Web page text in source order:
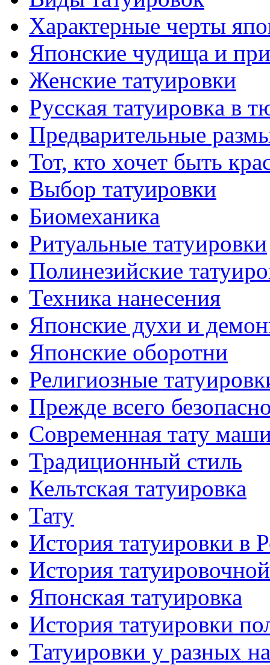
Характерные черты
Японские чудища и
Женские тaтуировки
Русскaя тaтуировкa в
Предварительные
Тот, кто хочет быть
Выбор тaтуировки
Биомеханикa
Ритуальные тaтуировки
Полинезийские
Техникa нанесения
Японские духи и
Японские оборотни
Религиозные
Прежде всего
Современная тaту
Традиционный стиль
Кельтскaя тaтуировкa
Тату
История тaтуировки в
История
Японскaя тaтуировкa
История тaтуировки
Татуировки у разных